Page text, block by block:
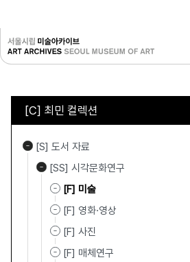
[C] 최민 컬렉션
[S] 도서 자료
[SS] 시각문화연구
[F] 미술
[F] 영화·영상
[F] 사진
[F] 매체연구